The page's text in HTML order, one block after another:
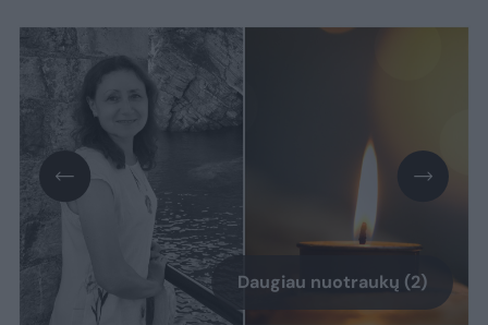
Daugiau nuotraukų (2)